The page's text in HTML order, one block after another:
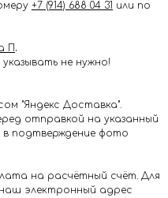
+7 (914) 688 04 31 или по
П .
не нужно!
"Яндекс Доставка".
отправкой на указанный
подтверждение фото
на расчётный счёт. Для
электронный адрес